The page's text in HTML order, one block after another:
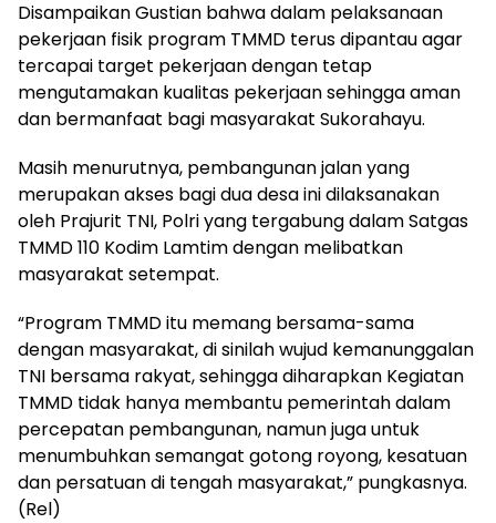
Disampaikan Gustian bahwa dalam pelaksanaan
pekerjaan fisik program TMMD terus dipantau agar
tercapai target pekerjaan dengan tetap
mengutamakan kualitas pekerjaan sehingga aman
dan bermanfaat bagi masyarakat Sukorahayu.
Masih menurutnya, pembangunan jalan yang
merupakan akses bagi dua desa ini dilaksanakan
oleh Prajurit TNI, Polri yang tergabung dalam Satgas
TMMD 110 Kodim Lamtim dengan melibatkan
masyarakat setempat.
“Program TMMD itu memang bersama-sama
dengan masyarakat, di sinilah wujud kemanunggalan
TNI bersama rakyat, sehingga diharapkan Kegiatan
TMMD tidak hanya membantu pemerintah dalam
percepatan pembangunan, namun juga untuk
menumbuhkan semangat gotong royong, kesatuan
dan persatuan di tengah masyarakat,” pungkasnya.
(Rel)